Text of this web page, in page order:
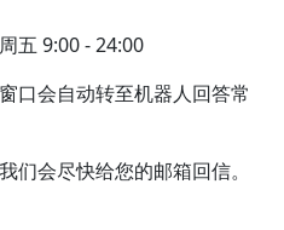
五 9:00 - 24:00
口会自动转至机器人回答常
们会尽快给您的邮箱回信。